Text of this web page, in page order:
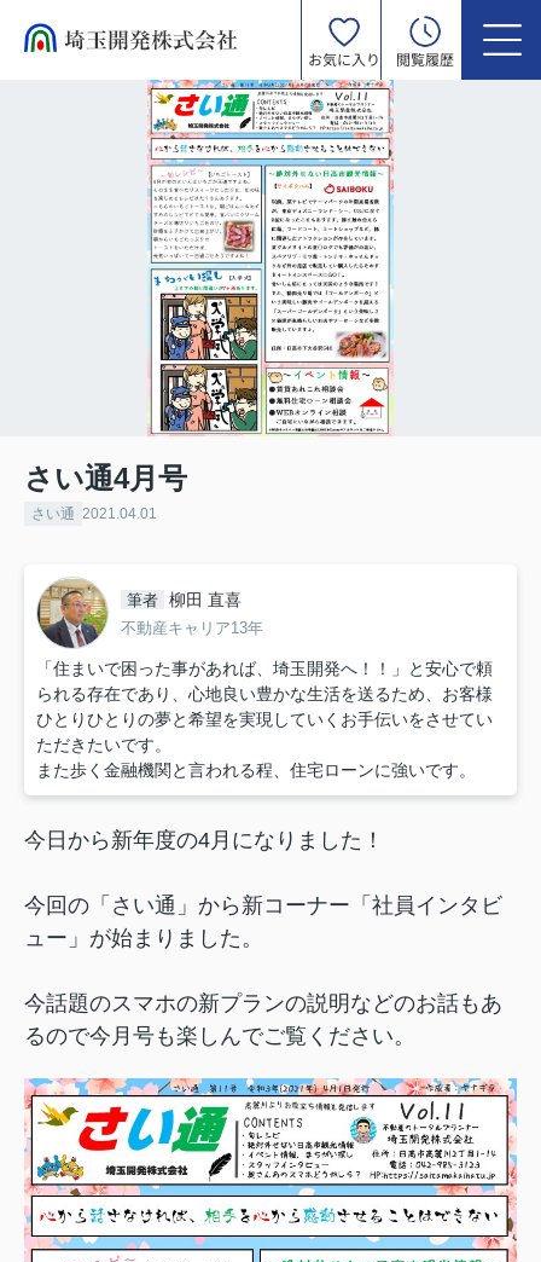
お気に入り 閲覧履歴
さい通4月号
さい通 2021.04.01
筆者 柳田 直喜
不動産キャリア13年
「住まいで困った事があれば、埼玉開発へ！！」と安心で頼
られる存在であり、心地良い豊かな生活を送るため、お客様
ひとりひとりの夢と希望を実現していくお手伝いをさせてい
ただきたいです。
また歩く金融機関と言われる程、住宅ローンに強いです。
今日から新年度の4月になりました！
今回の「さい通」から新コーナー「社員インタビ
ュー」が始まりました。
今話題のスマホの新プランの説明などのお話もあ
るので今月号も楽しんでご覧ください。